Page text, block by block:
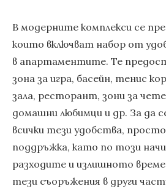
В модерните комплекси се
които включват набор от
в апартаментите. Те
зона за игра, басейн, тенис
зала, ресторант, зони за
домашни любимци и др. За да
всички тези удобства,
поддръжка, като по този
разходите и излишното
тези съоръжения в други